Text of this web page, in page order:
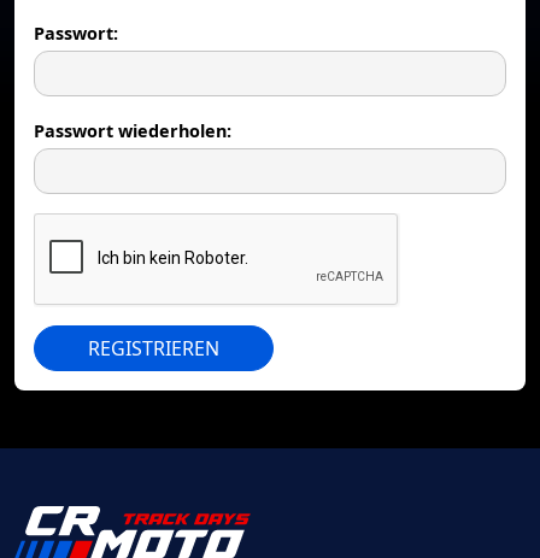
Passwort:
Passwort wiederholen:
REGISTRIEREN